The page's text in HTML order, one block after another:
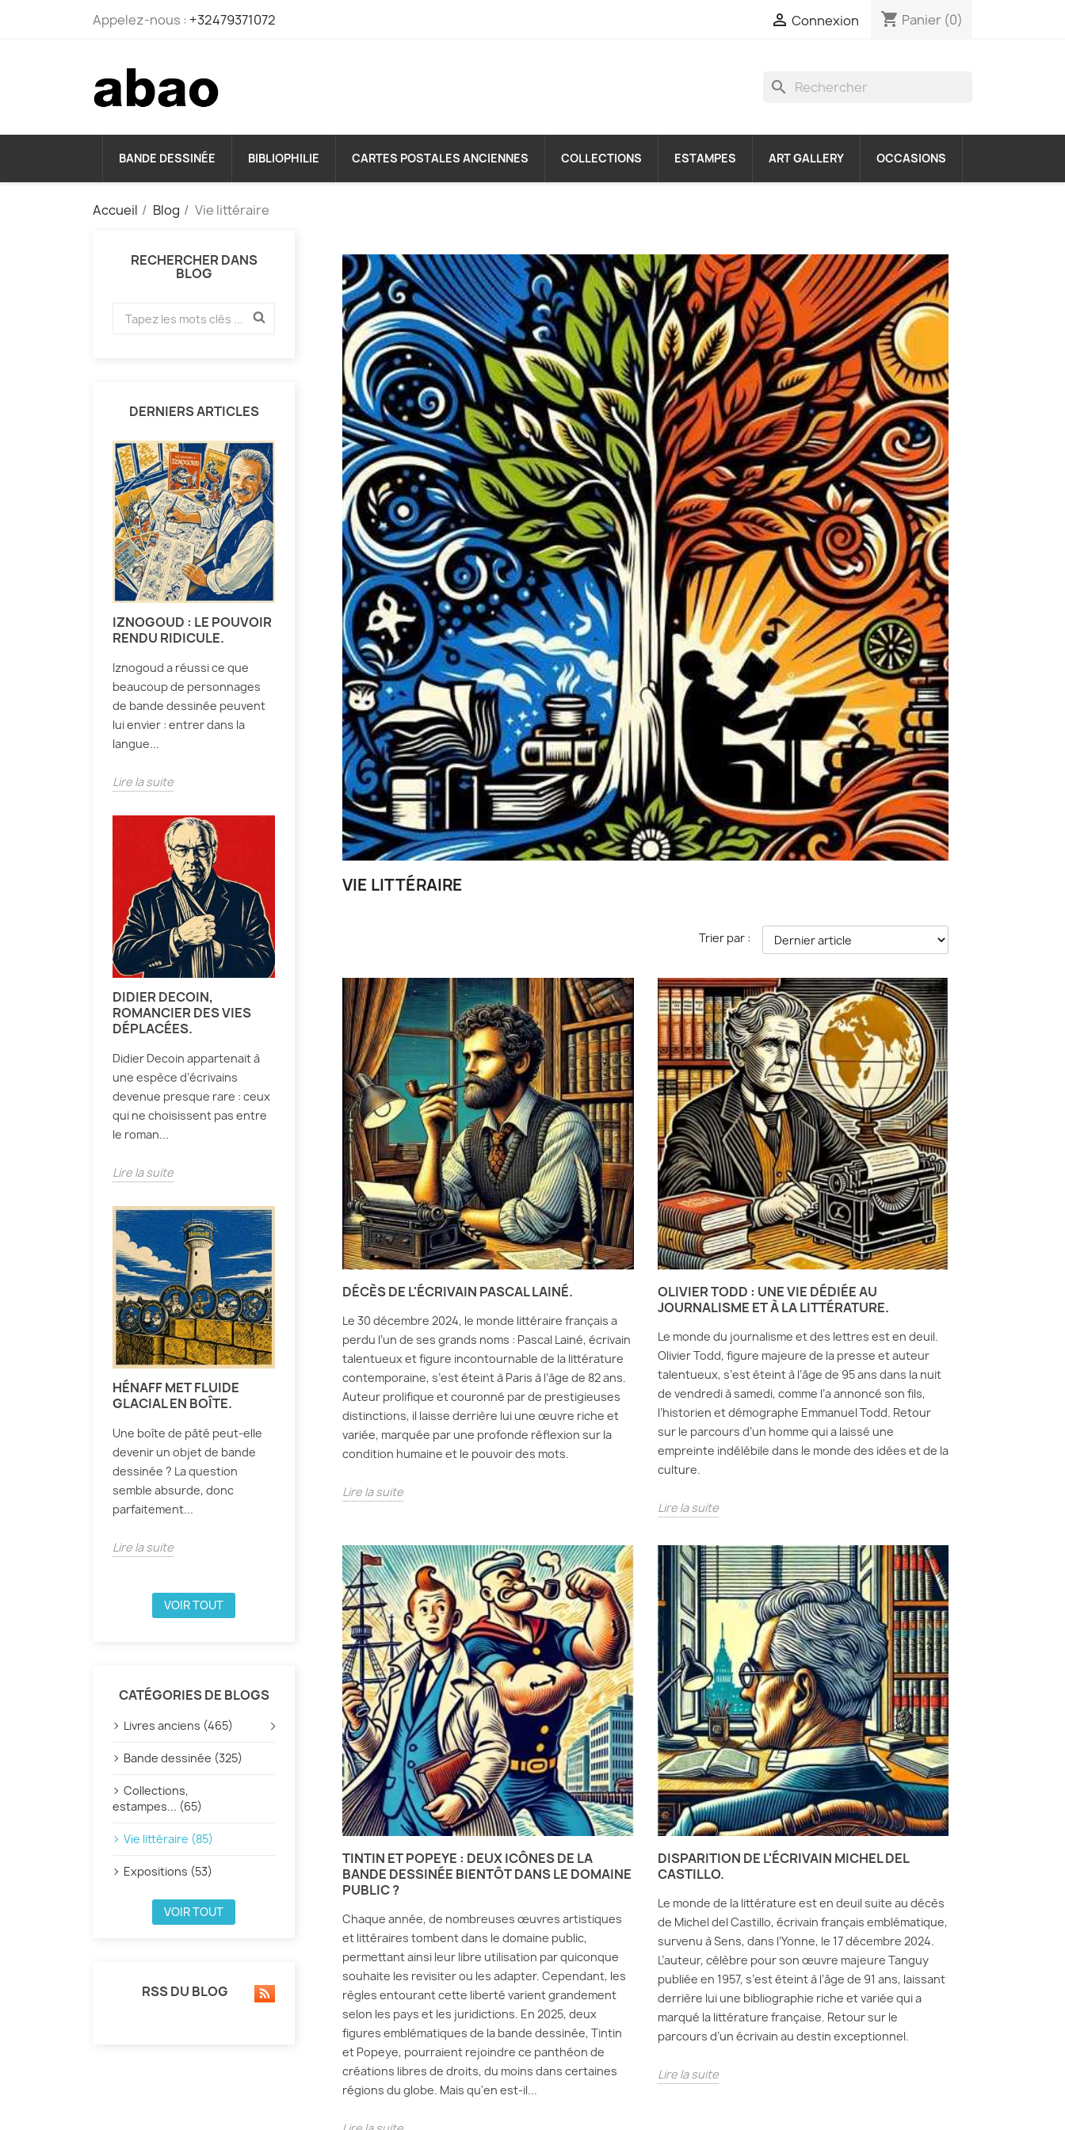
Appelez-nous : +32479371072  Connexion shopping_cart Panier (0)
search
BANDE DESSINÉE BIBLIOPHILIE CARTES POSTALES ANCIENNES COLLECTIONS ESTAMPES ART GALLERY OCCASIONS
Accueil Blog Vie littéraire
RECHERCHER DANS
BLOG
DERNIERS ARTICLES
IZNOGOUD : LE POUVOIR
RENDU RIDICULE.
Iznogoud a réussi ce que
beaucoup de personnages
de bande dessinée peuvent
lui envier : entrer dans la
langue...
Lire la suite
DIDIER DECOIN,
ROMANCIER DES VIES
DÉPLACÉES.
Didier Decoin appartenait à
une espèce d’écrivains
devenue presque rare : ceux
qui ne choisissent pas entre
le roman...
Lire la suite
HÉNAFF MET FLUIDE
GLACIAL EN BOÎTE.
Une boîte de pâté peut-elle
devenir un objet de bande
dessinée ? La question
semble absurde, donc
parfaitement...
Lire la suite
VOIR TOUT
CATÉGORIES DE BLOGS
Livres anciens (465)
Bande dessinée (325)
Collections,
estampes... (65)
Vie littéraire (85)
Expositions (53)
VOIR TOUT
RSS DU BLOG
VIE LITTÉRAIRE
Trier par :
DÉCÈS DE L'ÉCRIVAIN PASCAL LAINÉ.
Le 30 décembre 2024, le monde littéraire français a
perdu l’un de ses grands noms : Pascal Lainé, écrivain
talentueux et figure incontournable de la littérature
contemporaine, s’est éteint à Paris à l’âge de 82 ans.
Auteur prolifique et couronné par de prestigieuses
distinctions, il laisse derrière lui une œuvre riche et
variée, marquée par une profonde réflexion sur la
condition humaine et le pouvoir des mots.
Lire la suite
OLIVIER TODD : UNE VIE DÉDIÉE AU
JOURNALISME ET À LA LITTÉRATURE.
Le monde du journalisme et des lettres est en deuil.
Olivier Todd, figure majeure de la presse et auteur
talentueux, s’est éteint à l’âge de 95 ans dans la nuit
de vendredi à samedi, comme l’a annoncé son fils,
l’historien et démographe Emmanuel Todd. Retour
sur le parcours d’un homme qui a laissé une
empreinte indélébile dans le monde des idées et de la
culture.
Lire la suite
TINTIN ET POPEYE : DEUX ICÔNES DE LA
BANDE DESSINÉE BIENTÔT DANS LE DOMAINE
PUBLIC ?
Chaque année, de nombreuses œuvres artistiques
et littéraires tombent dans le domaine public,
permettant ainsi leur libre utilisation par quiconque
souhaite les revisiter ou les adapter. Cependant, les
règles entourant cette liberté varient grandement
selon les pays et les juridictions. En 2025, deux
figures emblématiques de la bande dessinée, Tintin
et Popeye, pourraient rejoindre ce panthéon de
créations libres de droits, du moins dans certaines
régions du globe. Mais qu'en est-il...
DISPARITION DE L'ÉCRIVAIN MICHEL DEL
CASTILLO.
Le monde de la littérature est en deuil suite au décès
de Michel del Castillo, écrivain français emblématique,
survenu à Sens, dans l’Yonne, le 17 décembre 2024.
L’auteur, célèbre pour son œuvre majeure Tanguy
publiée en 1957, s’est éteint à l’âge de 91 ans, laissant
derrière lui une bibliographie riche et variée qui a
marqué la littérature française. Retour sur le
parcours d’un écrivain au destin exceptionnel.
Lire la suite